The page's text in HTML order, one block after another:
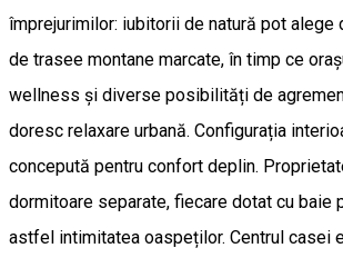
împrejurimilor: iubitorii de natură pot alege
de trasee montane marcate, în timp ce
wellness și diverse posibilități de
doresc relaxare urbană. Configurația
concepută pentru confort deplin.
dormitoare separate, fiecare dotat cu baie
astfel intimitatea oaspeților. Centrul casei